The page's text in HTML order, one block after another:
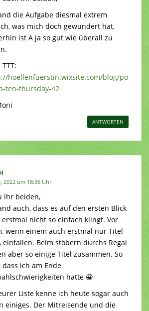
die Aufgabe diesmal extrem
was mich doch gewundert hat,
ist A ja so gut wie überall zu
hoellenfuerstin.wixsite.com/blog/po
ten-thursday-42
ANTWORTEN
2022 um 18:36 Uhr
ihr beiden,
auch, dass es auf den ersten Blick
erstmal nicht so einfach klingt. Vor
wenn einem auch erstmal nur Titel
einfallen. Beim stöbern durchs Regal
aber so einige Titel zusammen. So
dass ich am Ende
hatte 😀
Liste kenne ich heute sogar auch
einiges. Der Mitreisende und die